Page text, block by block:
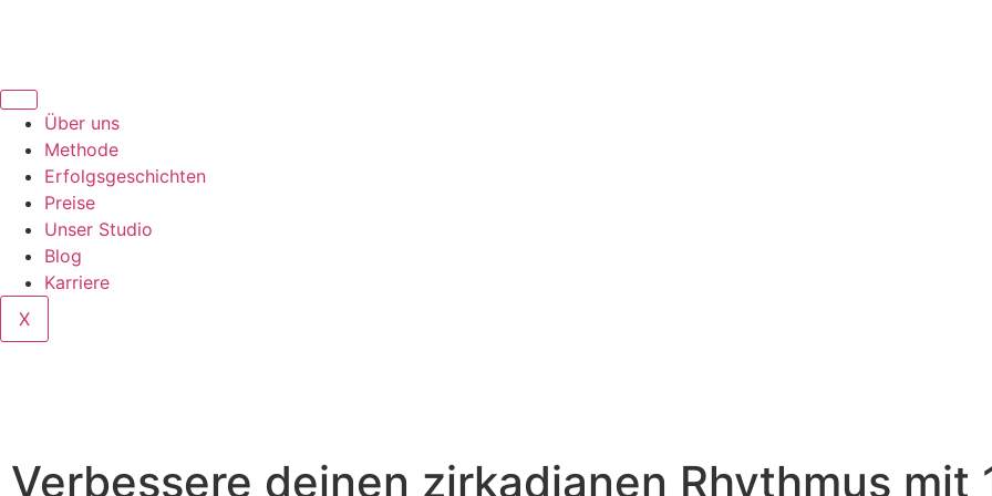
Über uns
Methode
Erfolgsgeschichten
Preise
Unser Studio
Blog
Karriere
X
Verbessere deinen zirkadianen Rhythmus mit